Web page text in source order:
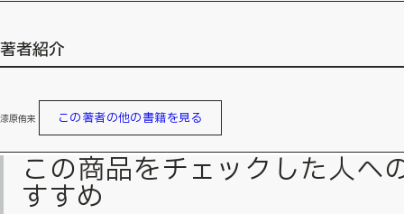
著者紹介
漆原侑来 この著者の他の書籍を見る
この商品をチェックした人へ
すすめ